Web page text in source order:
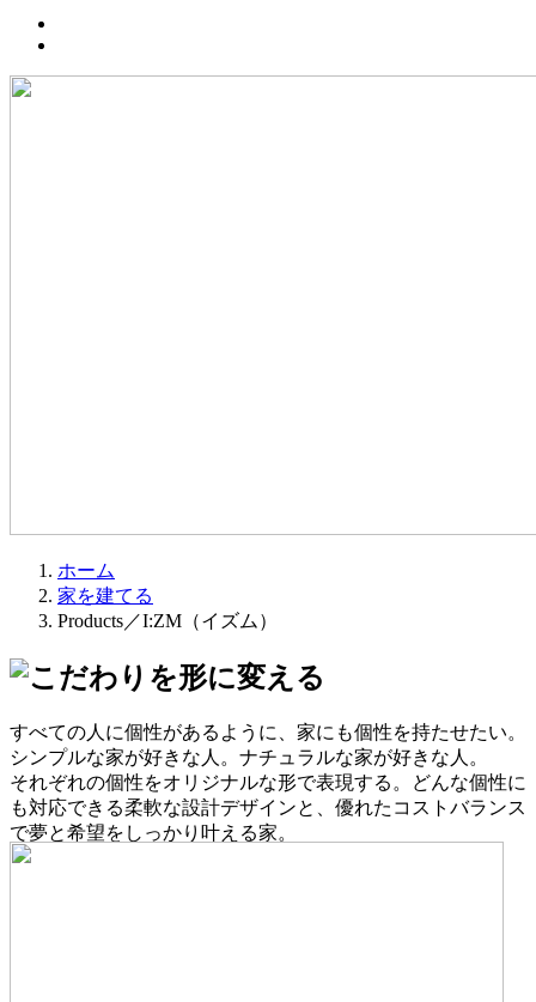
ホーム
家を建てる
Products／I:ZM（イズム）
すべての人に個性があるように、家にも個性を持たせたい。
シンプルな家が好きな人。ナチュラルな家が好きな人。
それぞれの個性をオリジナルな形で表現する。どんな個性に
も対応できる柔軟な設計デザインと、優れたコストバランス
で夢と希望をしっかり叶える家。